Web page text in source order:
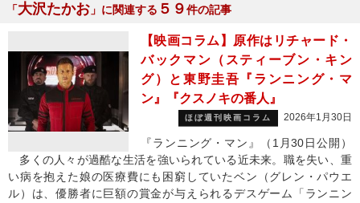
「大沢たかお 」に関連する ５９件の記事
【映画コラム】原作はリチャード・
バックマン（スティーブン・キン
グ）と東野圭吾『ランニング・マ
ン』『クスノキの番人』
ほぼ週刊映画コラム 2026年1月30日
『ランニング・マン』（1月30日公開）
多くの人々が過酷な生活を強いられている近未来。職を失い、重
い病を抱えた娘の医療費にも困窮していたベン（グレン・パウエ
ル）は、優勝者に巨額の賞金が与えられるデスゲーム「ランニン